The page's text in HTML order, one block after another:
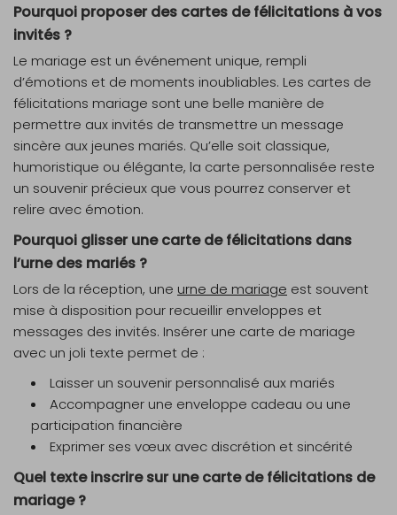
Pourquoi proposer des cartes de félicitations à vos
invités ?
Le mariage est un événement unique, rempli
d’émotions et de moments inoubliables. Les cartes de
félicitations mariage sont une belle manière de
permettre aux invités de transmettre un message
sincère aux jeunes mariés. Qu’elle soit classique,
humoristique ou élégante, la carte personnalisée reste
un souvenir précieux que vous pourrez conserver et
relire avec émotion.
Pourquoi glisser une carte de félicitations dans
l’urne des mariés ?
Lors de la réception, une urne de mariage est souvent
mise à disposition pour recueillir enveloppes et
messages des invités. Insérer une carte de mariage
avec un joli texte permet de :
Laisser un souvenir personnalisé aux mariés
Accompagner une enveloppe cadeau ou une
participation financière
Exprimer ses vœux avec discrétion et sincérité
Quel texte inscrire sur une carte de félicitations de
mariage ?